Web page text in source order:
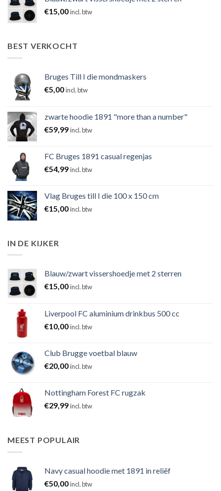
€15,00incl. btw
BEST VERKOCHT
Bruges Till I die mondmaskers
€5,00incl. btw
zwarte hoodie 1891 "more than a number"
€59,99incl. btw
FC Bruges 1891 casual regenjas
€54,99incl. btw
Vlag Bruges till I die 100 x 150 cm
€15,00incl. btw
IN DE KIJKER
Blauw/zwart vissershoedje met 2 sterren
€15,00incl. btw
Liverpool FC aluminium drinkbus 500 cc
€10,00incl. btw
Club Brugge voetbal blauw
€20,00incl. btw
Nottingham Forest FC rugzak
€29,99incl. btw
MEEST POPULAIR
Navy casual hoodie met 1891 in reliëf
€50,00incl. btw